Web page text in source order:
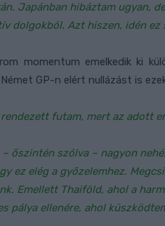
Japánban hibáztam ugyan,
dolgokból. Azt hiszen, idén ez
momentum emelkedik ki
GP-n elért nullázást is
rendezett futam, mert az adott
őszintén szólva – nagyon
ez elég a győzelemhez.
Emellett Thaiföld, ahol a
pálya ellenére, ahol